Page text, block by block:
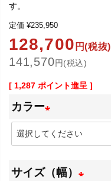
す。
定価 ¥235,950
128,700 円(税抜)
141,570円(税込)
[ 1,287 ポイント進呈 ]
カラー
(
須
サイズ（幅）